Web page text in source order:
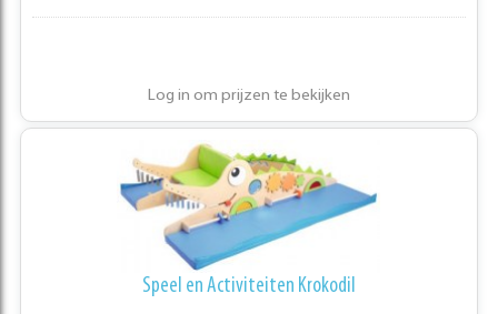
Log in om prijzen te bekijken
Speel en Activiteiten Krokodil